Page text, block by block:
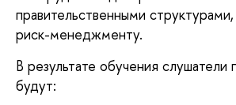
правительственными
риск-менеджменту.
В результате обучения слушатели
будут: